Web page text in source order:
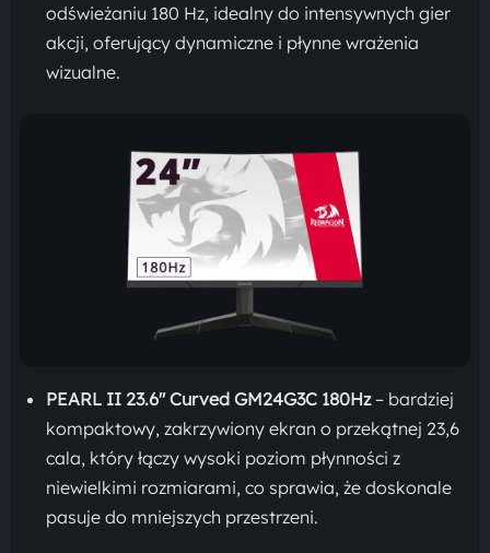
odświeżaniu 180 Hz, idealny do intensywnych gier
akcji, oferujący dynamiczne i płynne wrażenia
wizualne.
PEARL II 23.6″ Curved GM24G3C 180Hz– bardziej
kompaktowy, zakrzywiony ekran o przekątnej 23,6
cala, który łączy wysoki poziom płynności z
niewielkimi rozmiarami, co sprawia, że doskonale
pasuje do mniejszych przestrzeni.